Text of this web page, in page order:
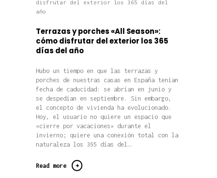
Terrazas y porches «All Season»:
cómo disfrutar del exterior los 365
días del año
Hubo un tiempo en que las terrazas y
porches de nuestras casas en España tenían
fecha de caducidad: se abrían en junio y
se despedían en septiembre. Sin embargo,
el concepto de vivienda ha evolucionado.
Hoy, el usuario no quiere un espacio que
«cierre por vacaciones» durante el
invierno; quiere una conexión total con la
naturaleza los 365 días del…
Read more